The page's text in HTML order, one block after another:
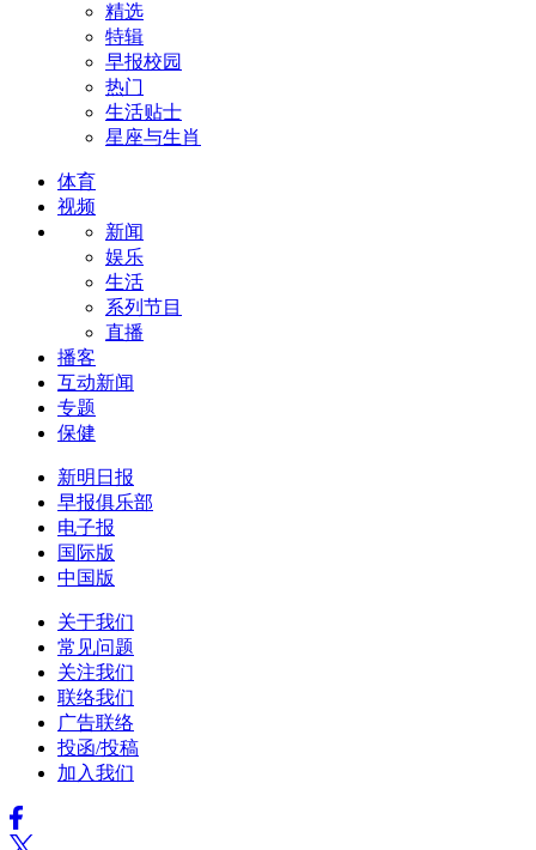
精选
特辑
早报校园
热门
生活贴士
星座与生肖
体育
视频
新闻
娱乐
生活
系列节目
直播
播客
互动新闻
专题
保健
新明日报
早报俱乐部
电子报
国际版
中国版
关于我们
常见问题
关注我们
联络我们
广告联络
投函/投稿
加入我们